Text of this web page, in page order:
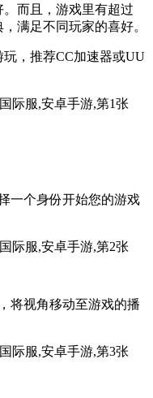
而且，游戏里有超过
满足不同玩家的喜好。
，推荐CC加速器或UU
一个身份开始您的游戏
将视角移动至游戏的播